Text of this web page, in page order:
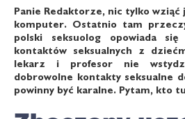
Panie Redaktorze, nic tylko
komputer. Ostatnio tam
polski seksuolog opowiada się
kontaktów seksualnych z
lekarz i profesor nie
dobrowolne kontakty seksualne
powinny być karalne. Pytam, kto